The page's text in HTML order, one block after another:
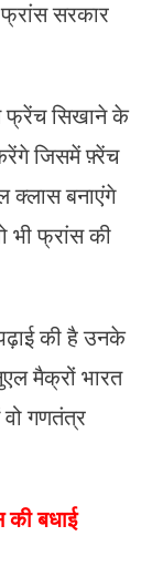
सरकार
फ्रेंच सिखाने के
जिसमें फ़्रेंच
क्लास बनाएंगे
भी फ्रांस की
की है उनके
मैक्रों भारत
वो गणतंत्र
की बधाई